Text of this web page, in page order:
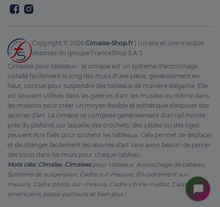
Facebook
Copyright © 2026 Cimaise-Shop.fr | Un site et une marque
déposée du groupe FranceShop S.A.S
Cimaises pour tableaux - la cimaise est un système d'accrochage
installé facilement le long des murs d'une pièce, généralement en
haut, conçue pour suspendre des tableaux de manière élégante. Elle
est souvent utilisée dans les galeries d'art, les musées ou même dans
les maisons pour créer un moyen flexible et esthétique d'exposer des
œuvres d'art. La cimaise se compose généralement d'un rail monté
près du plafond, sur laquelle des crochets, des câbles ou des tiges
peuvent être fixés pour soutenir les tableaux. Cela permet de déplacer
et de changer facilement les œuvres d'art sans avoir besoin de percer
des trous dans les murs pour chaque tableau.
Mots clés: Cimaise, Cimaisespour tableaux, Accrochage de tableau,
Système de suspension, Cadre sur-mesure, Encadrement sur-
mesure, Cadre photo sur-mesure, Cadre vitrine maillot, Caisse
américaine, passe-partouts et bien plus !